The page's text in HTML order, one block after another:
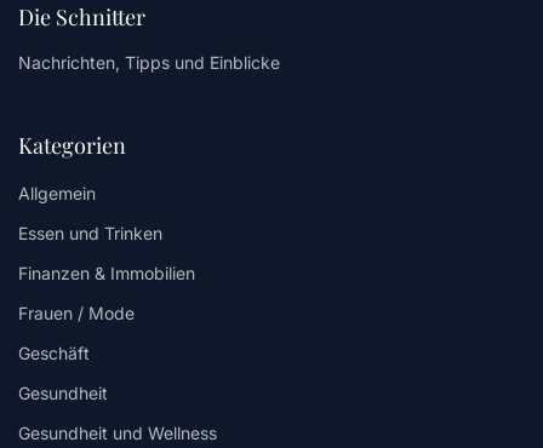
Die Schnitter
Nachrichten, Tipps und Einblicke
Kategorien
Allgemein
Essen und Trinken
Finanzen & Immobilien
Frauen / Mode
Geschäft
Gesundheit
Gesundheit und Wellness